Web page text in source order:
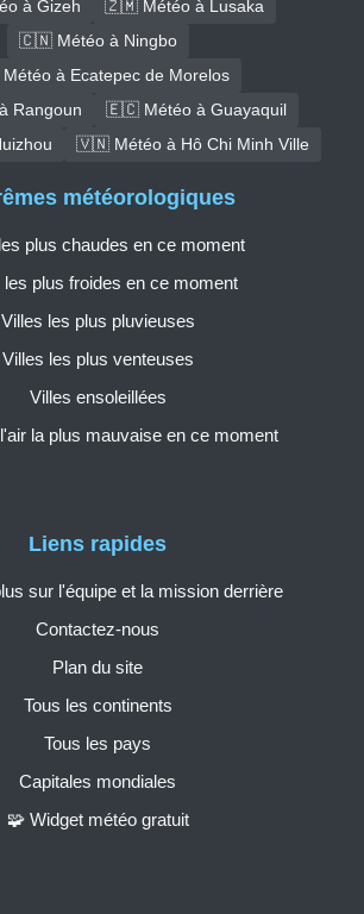
à Gizeh
🇿🇲 Météo à Lusaka
🇨🇳 Météo à Ningbo
à Ecatepec de Morelos
Rangoun
🇪🇨 Météo à Guayaquil
🇻🇳 Météo à Hô Chi Minh Ville
Liens rapides
sur l'équipe et la mission derrière
Contactez-nous
Plan du site
Tous les continents
Tous les pays
Capitales mondiales
🧩 Widget météo gratuit
météorologiques
plus chaudes en ce moment
les plus froides en ce moment
Villes les plus pluvieuses
Villes les plus venteuses
Villes ensoleillées
la plus mauvaise en ce moment